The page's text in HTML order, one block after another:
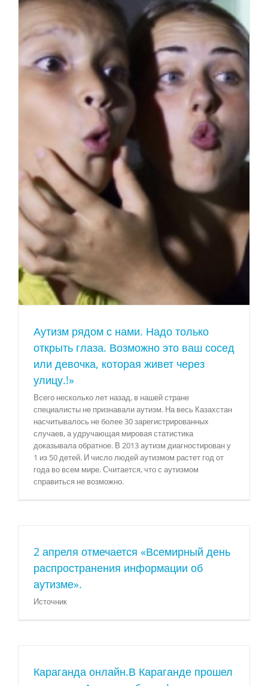
Аутизм рядом с нами. Надо только
открыть глаза. Возможно это ваш сосед
или девочка, которая живет через
улицу.!»
Всего несколько лет назад, в нашей стране
специалисты не признавали аутизм. На весь Казахстан
насчитывалось не более 30 зарегистрированных
случаев, а удручающая мировая статистика
доказывала обратное. В 2013 аутизм диагностирован у
1 из 50 детей. И число людей аутизмом растет год от
года во всем мире. Считается, что с аутизмом
справиться не возможно.
2 апреля отмечается «Всемирный день
распространения информации об
аутизме».
Источник
Караганда онлайн.В Караганде прошел